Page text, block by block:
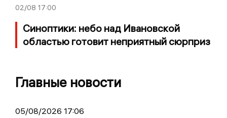
02/08 17:00
Синоптики: небо над Ивановской
областью готовит неприятный сюрприз
Главные новости
05/08/2026 17:06